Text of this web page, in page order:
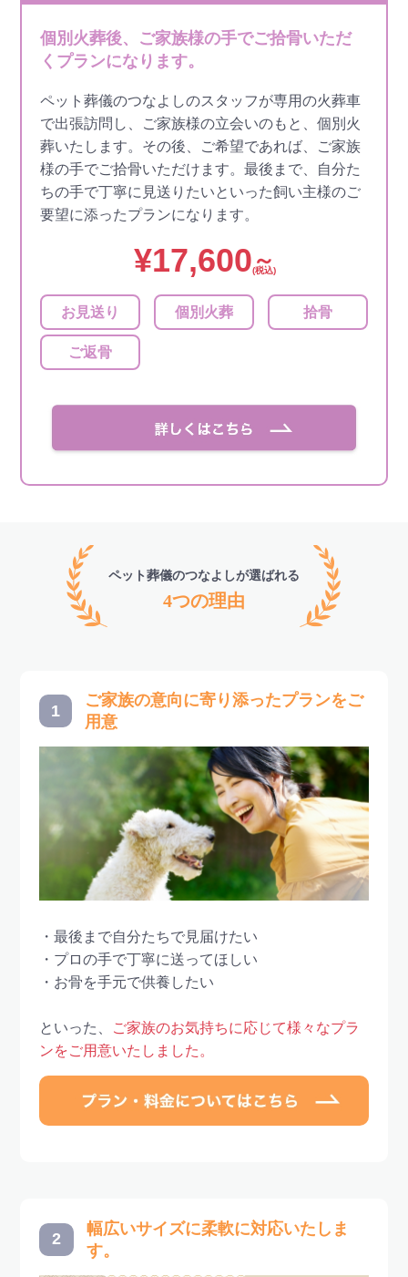
個別火葬後、ご家族様の手でご拾骨いただ
くプランになります。
ペット葬儀のつなよしのスタッフが専用の火葬車
で出張訪問し、ご家族様の立会いのもと、個別火
葬いたします。その後、ご希望であれば、ご家族
様の手でご拾骨いただけます。最後まで、自分た
ちの手で丁寧に見送りたいといった飼い主様のご
要望に添ったプランになります。
¥17,600～
(税込)
お見送り 個別火葬 拾骨
ご返骨
ペット葬儀のつなよしが選ばれる
4つの理由
1
ご家族の意向に寄り添ったプランをご
用意
・最後まで自分たちで見届けたい
・プロの手で丁寧に送ってほしい
・お骨を手元で供養したい
といった、
ご家族のお気持ちに応じて様々なプラ
ンをご用意いたしました。
2
幅広いサイズに柔軟に対応いたしま
す。